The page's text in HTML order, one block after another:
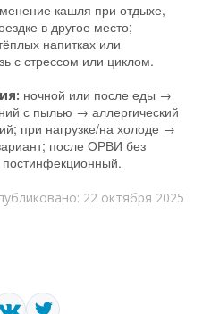
кашля при отдыхе,
в другое место;
напитках или
с стрессом или циклом.
ночной или после еды →
с пылью → аллергический
при нагрузке/на холоде →
после ОРВИ без
22 октября 2025